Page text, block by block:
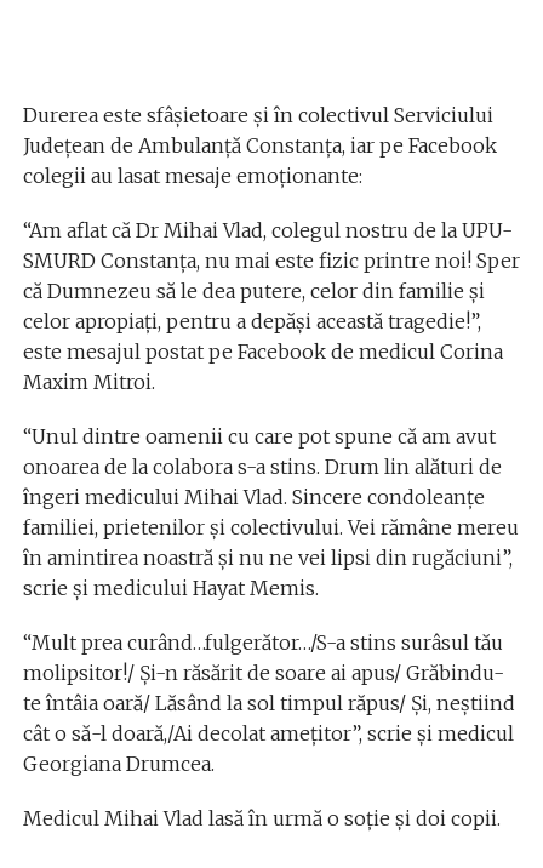
Durerea este sfâșietoare și în colectivul Serviciului
Județean de Ambulanță Constanța, iar pe Facebook
colegii au lasat mesaje emoţionante:
“Am aflat că Dr Mihai Vlad, colegul nostru de la UPU-
SMURD Constanța, nu mai este fizic printre noi! Sper
că Dumnezeu să le dea putere, celor din familie și
celor apropiați, pentru a depăși această tragedie!”,
este mesajul postat pe Facebook de medicul Corina
Maxim Mitroi.
“Unul dintre oamenii cu care pot spune că am avut
onoarea de la colabora s-a stins. Drum lin alături de
îngeri medicului Mihai Vlad. Sincere condoleanțe
familiei, prietenilor și colectivului. Vei rămâne mereu
în amintirea noastră și nu ne vei lipsi din rugăciuni”,
scrie şi medicului Hayat Memis.
“Mult prea curând…fulgerător…/S-a stins surâsul tău
molipsitor!/ Și-n răsărit de soare ai apus/ Grăbindu-
te întâia oară/ Lăsând la sol timpul răpus/ Și, neștiind
cât o să-l doară,/Ai decolat amețitor”, scrie şi medicul
Georgiana Drumcea.
Medicul Mihai Vlad lasă în urmă o soție și doi copii.